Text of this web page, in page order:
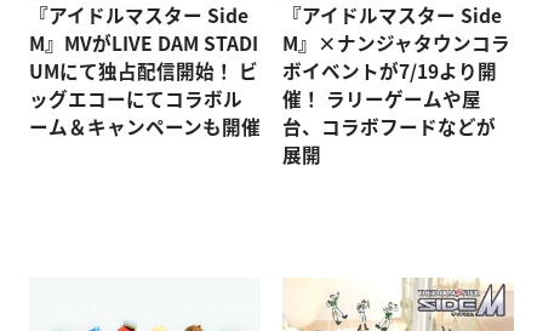
『アイドルマスター Side
M』MVがLIVE DAM STADI
UMにて独占配信開始！ ビ
ッグエコーにてコラボル
ーム＆キャンペーンも開催
『アイドルマスター Side
M』×ナンジャタウンコラ
ボイベントが7/19より開
催！ ラリーゲームや屋
台、コラボフードなどが
展開